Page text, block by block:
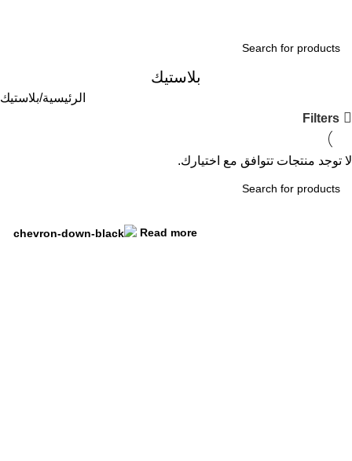
بلاستيك
الرئيسية بلاستيك
Filters
لا توجد منتجات تتوافق مع اختيارك.
Read more